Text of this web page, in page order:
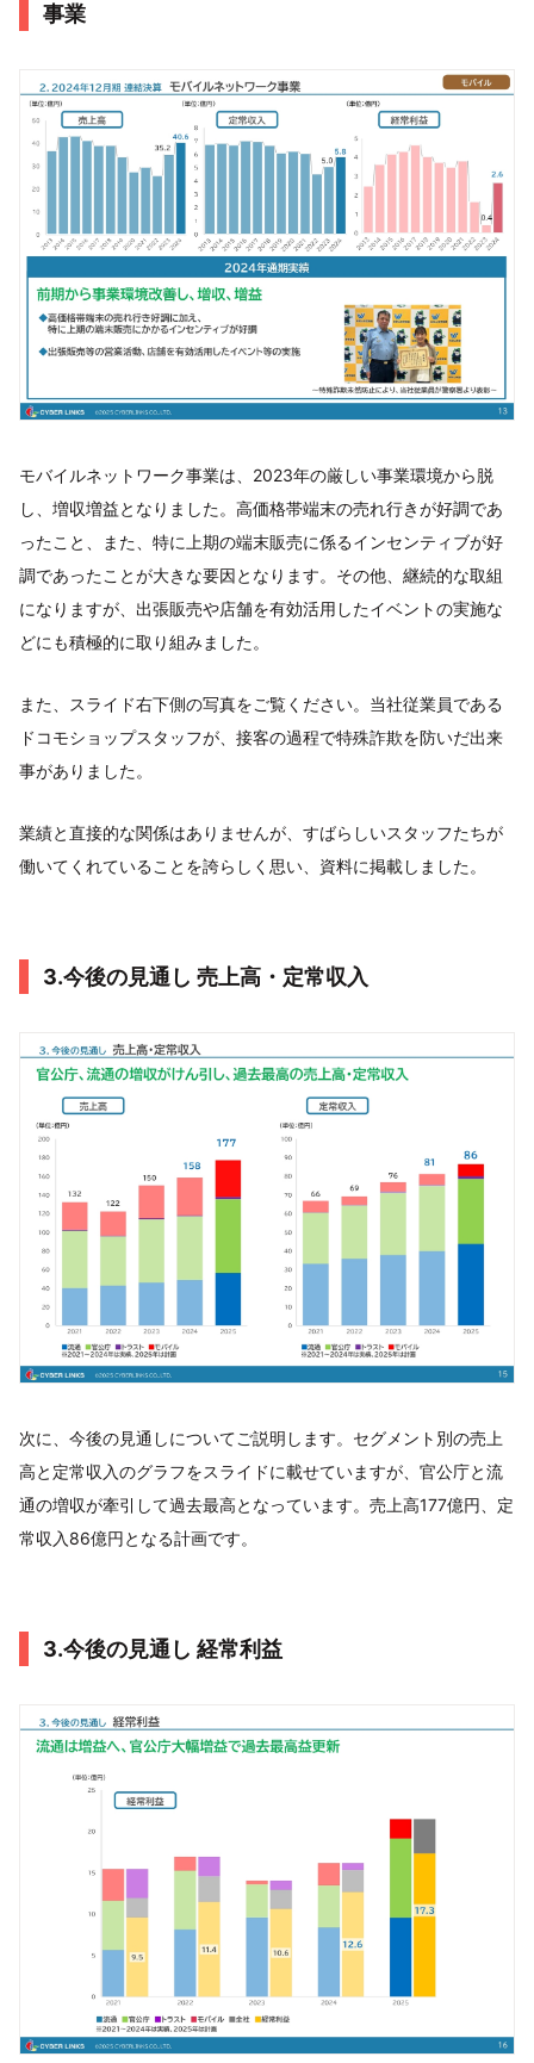
事業
モバイルネットワーク事業は、2023年の厳しい事業環境から脱
し、増収増益となりました。高価格帯端末の売れ行きが好調であ
ったこと、また、特に上期の端末販売に係るインセンティブが好
調であったことが大きな要因となります。その他、継続的な取組
になりますが、出張販売や店舗を有効活用したイベントの実施な
どにも積極的に取り組みました。
また、スライド右下側の写真をご覧ください。当社従業員である
ドコモショップスタッフが、接客の過程で特殊詐欺を防いだ出来
事がありました。
業績と直接的な関係はありませんが、すばらしいスタッフたちが
働いてくれていることを誇らしく思い、資料に掲載しました。
3.今後の見通し 売上高・定常収入
次に、今後の見通しについてご説明します。セグメント別の売上
高と定常収入のグラフをスライドに載せていますが、官公庁と流
通の増収が牽引して過去最高となっています。売上高177億円、定
常収入86億円となる計画です。
3.今後の見通し 経常利益